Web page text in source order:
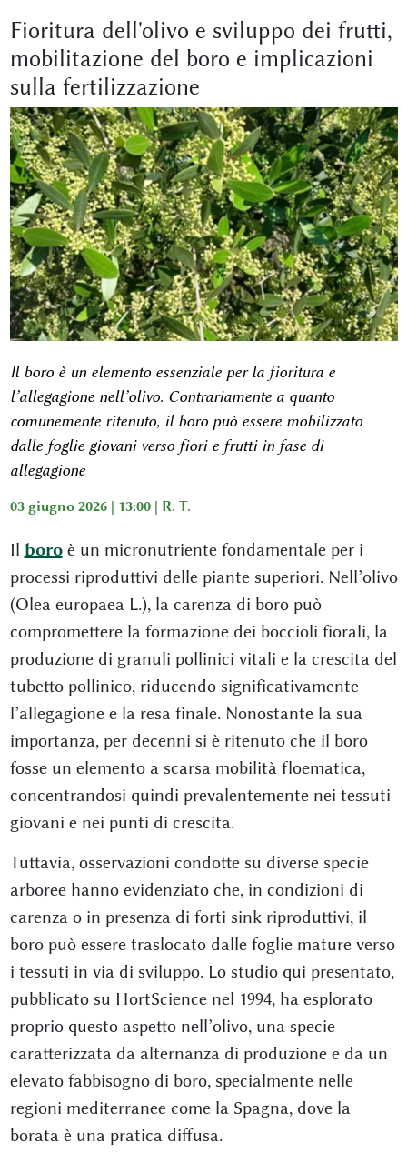
Fioritura dell'olivo e sviluppo dei frutti,
mobilitazione del boro e implicazioni
sulla fertilizzazione
Il boro è un elemento essenziale per la fioritura e
l’allegagione nell’olivo. Contrariamente a quanto
comunemente ritenuto, il boro può essere mobilizzato
dalle foglie giovani verso fiori e frutti in fase di
allegagione
03 giugno 2026 | 13:00 | R. T.
Il boroè un micronutriente fondamentale per i
processi riproduttivi delle piante superiori. Nell’olivo
(Olea europaea L.), la carenza di boro può
compromettere la formazione dei boccioli fiorali, la
produzione di granuli pollinici vitali e la crescita del
tubetto pollinico, riducendo significativamente
l’allegagione e la resa finale. Nonostante la sua
importanza, per decenni si è ritenuto che il boro
fosse un elemento a scarsa mobilità floematica,
concentrandosi quindi prevalentemente nei tessuti
giovani e nei punti di crescita.
Tuttavia, osservazioni condotte su diverse specie
arboree hanno evidenziato che, in condizioni di
carenza o in presenza di forti sink riproduttivi, il
boro può essere traslocato dalle foglie mature verso
i tessuti in via di sviluppo. Lo studio qui presentato,
pubblicato su HortScience nel 1994, ha esplorato
proprio questo aspetto nell’olivo, una specie
caratterizzata da alternanza di produzione e da un
elevato fabbisogno di boro, specialmente nelle
regioni mediterranee come la Spagna, dove la
borata è una pratica diffusa.